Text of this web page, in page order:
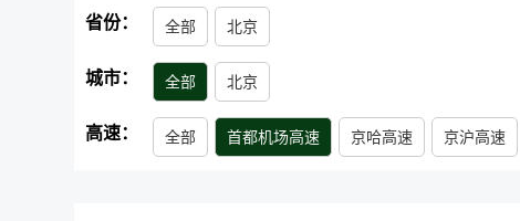
省份： 全部 北京
城市： 全部 北京
高速： 全部 首都机场高速 京哈高速 京沪高速